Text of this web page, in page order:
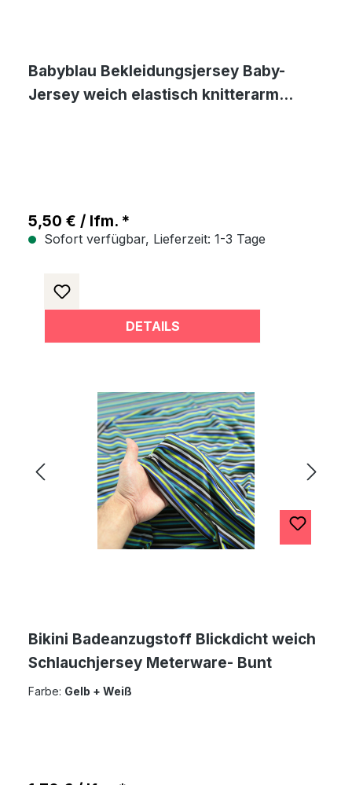
Babyblau Bekleidungsjersey Baby-
Jersey weich elastisch knitterarm
5,50 € / lfm. *
Sofort verfügbar, Lieferzeit: 1-3 Tage
DETAILS
Bikini Badeanzugstoff Blickdicht weich
Schlauchjersey Meterware- Bunt
Farbe: Gelb + Weiß